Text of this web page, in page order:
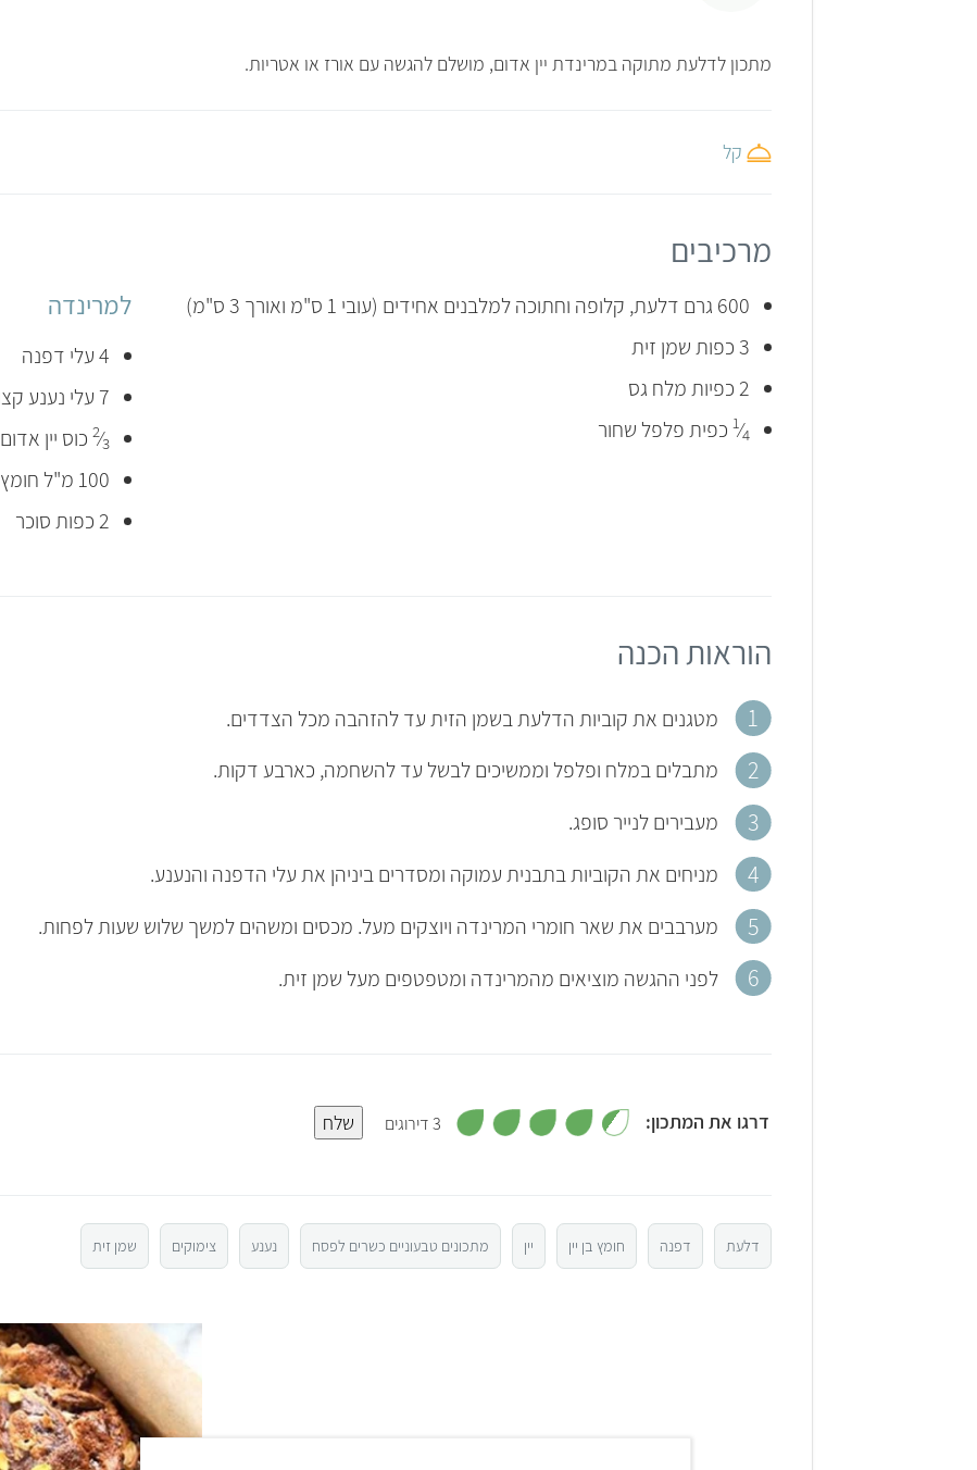
מתכון לדלעת מתוקה במרינדת יין אדום, מושלם להגשה עם אורז או אטריות.
קל
מרכיבים
600 גרם דלעת, קלופה וחתוכה למלבנים אחידים (עובי 1 ס"מ ואורך 3 ס"מ)
3 כפות שמן זית
2 כפיות מלח גס
1⁄4 כפית פלפל שחור
למרינדה
4 עלי דפנה
7 עלי נענע קצוצים גס
2⁄3
כוס יין אדום
100 מ"ל חומץ יין אדום
2 כפות סוכר
הוראות הכנה
מטגנים את קוביות הדלעת בשמן הזית עד להזהבה מכל הצדדים.
מתבלים במלח ופלפל וממשיכים לבשל עד להשחמה, כארבע דקות.
מעבירים לנייר סופג.
מניחים את הקוביות בתבנית עמוקה ומסדרים ביניהן את עלי הדפנה והנענע.
מערבבים את שאר חומרי המרינדה ויוצקים מעל. מכסים ומשהים למשך שלוש שעות לפחות.
לפני ההגשה מוציאים מהמרינדה ומטפטפים מעל שמן זית.
דרגו את המתכון:
3
3 דירוגים
ך
5
שלח
דלעת דפנה חומץ בן יין יין מתכונים טבעוניים כשרים לפסח נענע צימוקים שמן זית